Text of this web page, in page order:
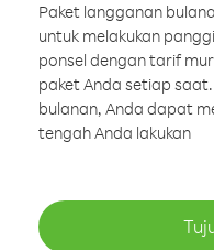
Paket langganan
untuk melakukan
ponsel dengan tarif
paket Anda setiap
bulanan, Anda dapat
tengah Anda lakukan